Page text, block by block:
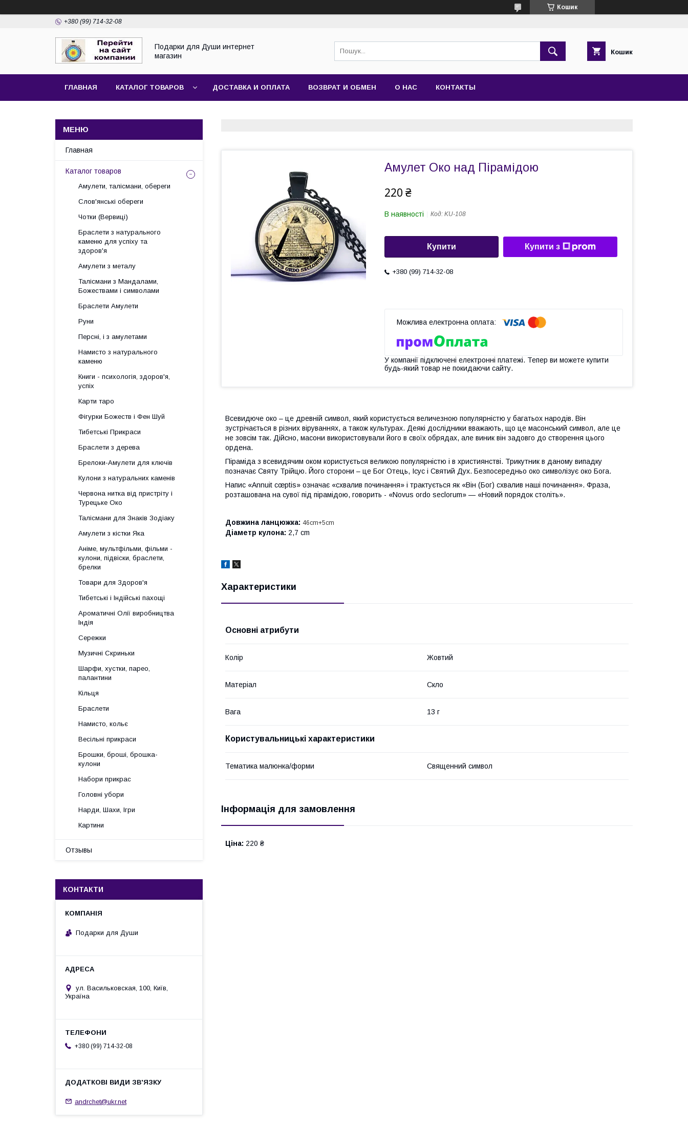
Кошик
+380 (99) 714-32-08
Подарки для Души интернет
магазин
Кошик
ГЛАВНАЯ КАТАЛОГ ТОВАРОВ ДОСТАВКА И ОПЛАТА ВОЗВРАТ И ОБМЕН О НАС КОНТАКТЫ
Амулет Око над Пірамідою
220 ₴
В наявності Код: KU-108
Купити Купити з
+380 (99) 714-32-08
У компанії підключені електронні платежі. Тепер ви можете купити
будь-який товар не покидаючи сайту.
Всевидюче око – це древній символ, який користується величезною популярністю у багатьох народів. Він
зустрічається в різних віруваннях, а також культурах. Деякі дослідники вважають, що це масонський символ, але це
не зовсім так. Дійсно, масони використовували його в своїх обрядах, але виник він задовго до створення цього
ордена.
Піраміда з всевидячим оком користується великою популярністю і в християнстві. Трикутник в даному випадку
позначає Святу Трійцю. Його сторони – це Бог Отець, Ісус і Святий Дух. Безпосередньо око символізує око Бога.
Напис «Annuit cœptis» означає «схвалив починання» і трактується як «Він (Бог) схвалив наші починання». Фраза,
розташована на сувої під пірамідою, говорить - «Novus ordo seclorum» — «Новий порядок століть».
Довжина ланцюжка: 46cm+5cm
Діаметр кулона: 2,7 cm
Характеристики
Основні атрибути
Колір Жовтий
Матеріал Скло
Вага 13 г
Користувальницькі характеристики
Тематика малюнка/форми Священний символ
Інформація для замовлення
Ціна: 220 ₴
Главная
Каталог товаров
Амулети, талісмани, обереги
Слов'янські обереги
Чотки (Вервиці)
Браслети з натурального
каменю для успіху та
здоров'я
Амулети з металу
Талісмани з Мандалами,
Божествами і символами
Браслети Амулети
Руни
Персні, і з амулетами
Намисто з натурального
каменю
Книги - психологія, здоров'я,
успіх
Карти таро
Фігурки Божеств і Фен Шуй
Тибетські Прикраси
Браслети з дерева
Брелоки-Амулети для ключів
Кулони з натуральних каменів
Червона нитка від пристріту і
Турецьке Око
Талісмани для Знаків Зодіаку
Амулети з кістки Яка
Аніме, мультфільми, фільми -
кулони, підвіски, браслети,
брелки
Товари для Здоров'я
Тибетські і Індійські пахощі
Ароматичні Олії виробництва
Індія
Сережки
Музичні Скриньки
Шарфи, хустки, парео,
палантини
Кільця
Браслети
Намисто, кольє
Весільні прикраси
Брошки, броші, брошка-
кулони
Набори прикрас
Головні убори
Нарди, Шахи, Ігри
Картини
Отзывы
КОНТАКТИ
Подарки для Души
ул. Васильковская, 100, Київ,
Україна
+380 (99) 714-32-08
andrchet@ukr.net